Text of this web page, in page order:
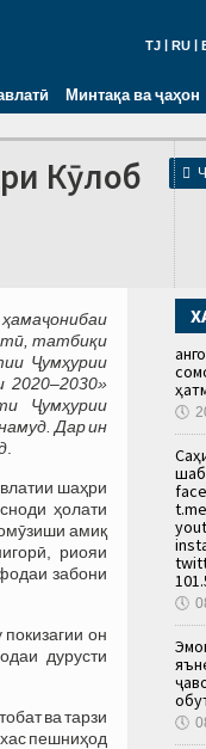
TJ RU
Минтақа ва ҷаҳон

Кӯлоб
татбиқи
Ҷумҳурии
2020–2030»
Ҷумҳурии
Дар ин
шаҳри
ҳолати
амиқ
риояи
забони
он
дурусти
ва тарзи
пешниҳод
🕔
🕔
🕔